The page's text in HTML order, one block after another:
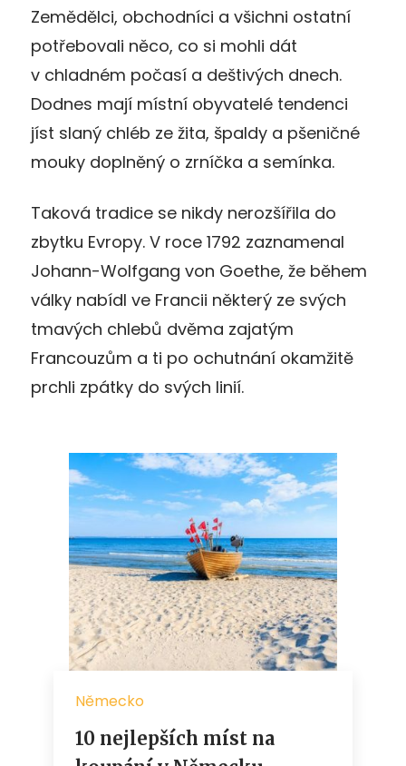
Zemědělci, obchodníci a všichni ostatní
potřebovali něco, co si mohli dát
v chladném počasí a deštivých dnech.
Dodnes mají místní obyvatelé tendenci
jíst slaný chléb ze žita, špaldy a pšeničné
mouky doplněný o zrníčka a semínka.
Taková tradice se nikdy nerozšířila do
zbytku Evropy. V roce 1792 zaznamenal
Johann-Wolfgang von Goethe, že během
války nabídl ve Francii některý ze svých
tmavých chlebů dvěma zajatým
Francouzům a ti po ochutnání okamžitě
prchli zpátky do svých linií.